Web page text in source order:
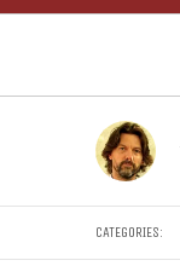
CATEGORIES: